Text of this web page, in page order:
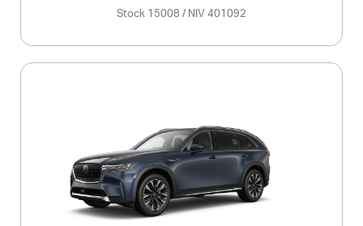
Stock 15008 / NIV 401092